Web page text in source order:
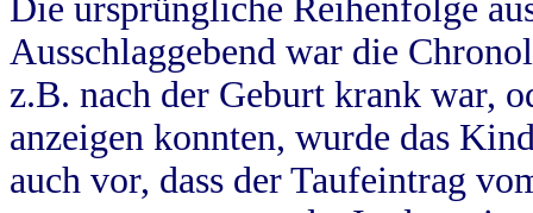
Die ursprüngliche Reihenfolge
Ausschlaggebend war die
z.B. nach der Geburt krank war,
anzeigen konnten, wurde das
auch vor, dass der Taufeintrag